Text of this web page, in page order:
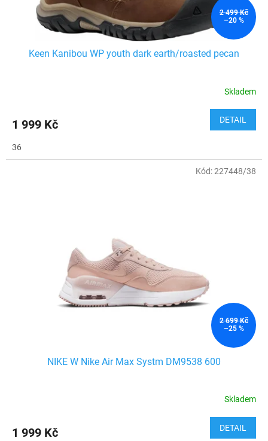
2 499 Kč
–20 %
Keen Kanibou WP youth dark earth/roasted pecan
Skladem
1 999 Kč DETAIL
36
2 699 Kč
–25 %
NIKE W Nike Air Max Systm DM9538 600
Skladem
1 999 Kč DETAIL
Kód:227448/38